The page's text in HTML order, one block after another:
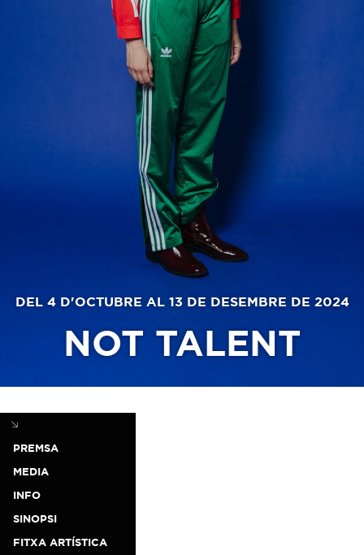
DEL 4 D'OCTUBRE AL 13 DE DESEMBRE DE 2024
NOT TALENT
PREMSA
MEDIA
INFO
SINOPSI
FITXA ARTÍSTICA